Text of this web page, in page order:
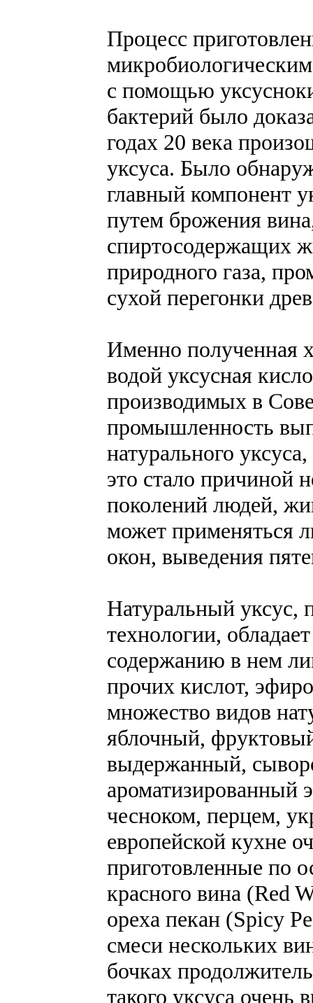
Процесс
с помощью
бактерий было
годах 20 века
уксуса. Было
главный компонент
путем брожения
спиртосодержащих
природного газа,
сухой перегонки
Именно полученная
водой уксусная
производимых в
промышленность
натурального
это стало причиной
поколений людей,
может применяться
окон, выведения
Натуральный уксус,
технологии,
содержанию в нем
прочих кислот,
множество видов
яблочный,
выдержанный,
ароматизированный
чесноком, перцем,
европейской кухне
приготовленные по
красного вина (Red
ореха пекан (Spicy
смеси нескольких
бочках
такого уксуса